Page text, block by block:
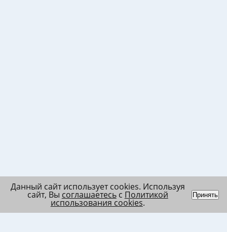
Данный сайт использует cookies. Используя
сайт, Вы соглашаетесьс Политикой
использования cookies.
Принять